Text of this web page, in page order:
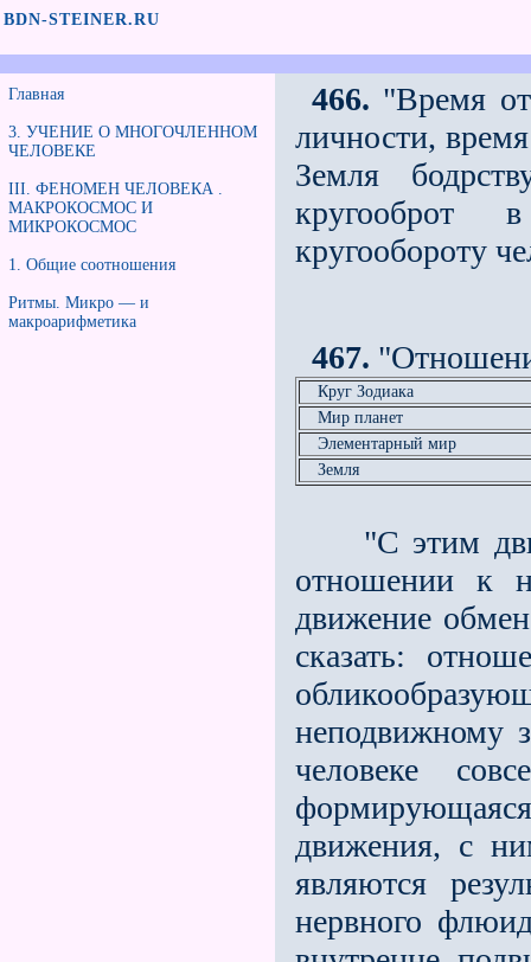
BDN-STEINER.RU
Главная
3. УЧЕНИЕ О МНОГОЧЛЕННОМ
ЧЕЛОВЕКЕ
III. ФЕНОМЕН ЧЕЛОВЕКА .
МАКРОКОСМОС И
МИКРОКОСМОС
1. Общие соотношения
Ритмы. Микро — и
макроарифметика
466. "Время
личности,
Земля
кругооброт
кругообороту
467.
Круг Зодиака
Мир планет
Элементарный мир
Земля
"С этим
отношении к
движение
сказать:
неподвижно­му
человеке
движения, с
являются
нервного